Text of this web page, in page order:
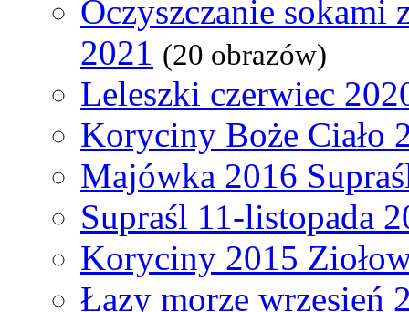
Oczyszczanie sokami
2021 (20 obrazów)
Leleszki czerwiec
Koryciny Boże Ciało
Majówka 2016
Supraśl 11-listopada
Koryciny 2015
Łazy morze wrzesień